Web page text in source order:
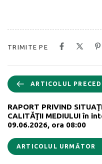
TRIMITE PE
ARTICOLUL
RAPORT PRIVIND
CALITĂŢII MEDIULUI în
09.06.2026, ora 08:00
ARTICOLUL URMĂTOR